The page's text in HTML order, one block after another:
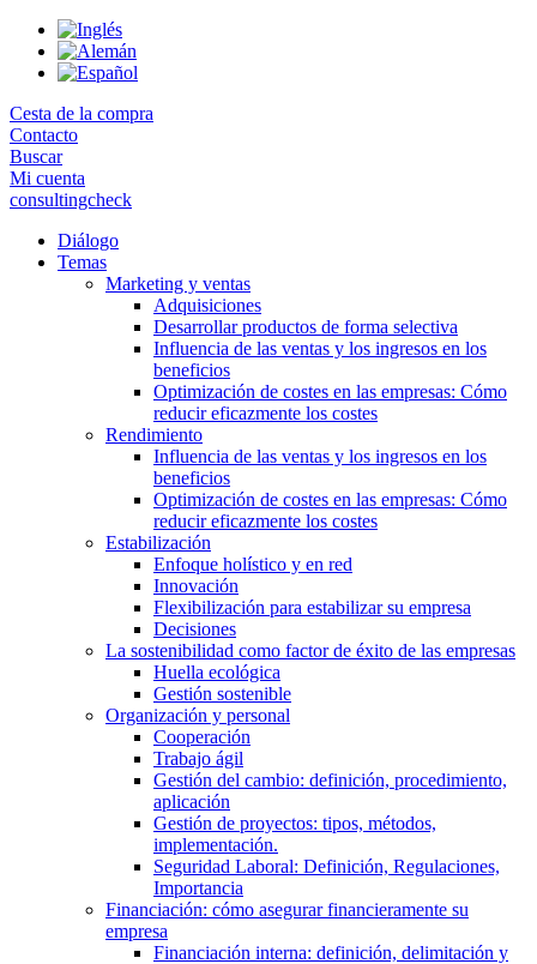
Skip
Cesta de la compra
Contacto
Buscar
Mi cuenta
consultingcheck
Diálogo
Temas
Marketing y ventas
Adquisiciones
Desarrollar productos de forma selectiva
Influencia de las ventas y los ingresos en los
beneficios
Optimización de costes en las empresas: Cómo
reducir eficazmente los costes
Rendimiento
Influencia de las ventas y los ingresos en los
beneficios
Optimización de costes en las empresas: Cómo
reducir eficazmente los costes
Estabilización
Enfoque holístico y en red
Innovación
Flexibilización para estabilizar su empresa
Decisiones
La sostenibilidad como factor de éxito de las empresas
Huella ecológica
Gestión sostenible
Organización y personal
Cooperación
Trabajo ágil
Gestión del cambio: definición, procedimiento,
aplicación
Gestión de proyectos: tipos, métodos,
implementación.
Seguridad Laboral: Definición, Regulaciones,
Importancia
Financiación: cómo asegurar financieramente su
empresa
Financiación interna: definición, delimitación y